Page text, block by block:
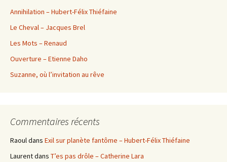
Annihilation – Hubert-Félix Thiéfaine
Le Cheval – Jacques Brel
Les Mots – Renaud
Ouverture – Etienne Daho
Suzanne, où l’invitation au rêve
Commentaires récents
Raouldans Exil sur planète fantôme – Hubert-Félix Thiéfaine
Laurentdans T’es pas drôle – Catherine Lara